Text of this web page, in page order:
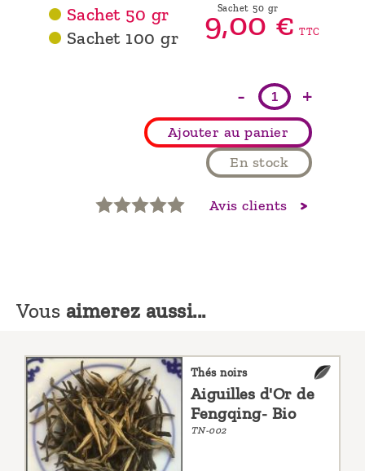
Sachet 50 gr
Sachet 100 gr
Sachet 50 gr
9,00€ TTC
- +
Ajouter au panier
En stock
Avis clients
Vous aimerez aussi...
Thés noirs
Aiguilles d'Or de
Fengqing- Bio
TN-002